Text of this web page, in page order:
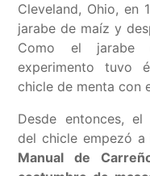
Cleveland, Ohio, en
jarabe de maíz y
Como el jarabe
experimento tuvo
chicle de menta con
Desde entonces,
del chicle empezó a
Manual de